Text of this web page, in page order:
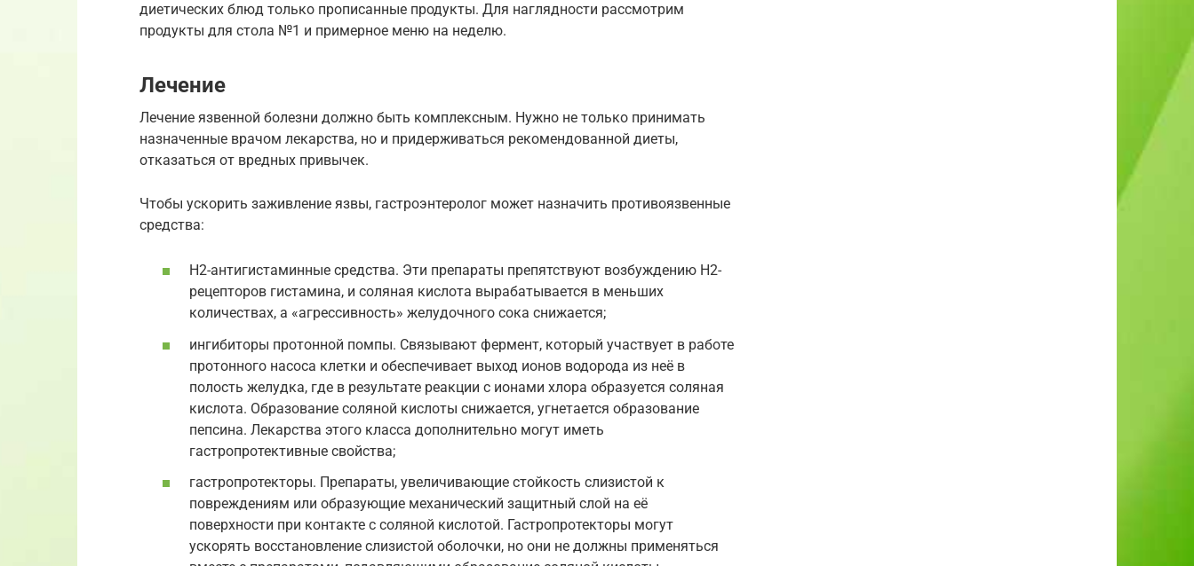
диетических блюд только прописанные продукты. Для наглядности рассмотрим
продукты для стола №1 и примерное меню на неделю.
Лечение
Лечение язвенной болезни должно быть комплексным. Нужно не только принимать
назначенные врачом лекарства, но и придерживаться рекомендованной диеты,
отказаться от вредных привычек.
Чтобы ускорить заживление язвы, гастроэнтеролог может назначить противоязвенные
средства:
H2-антигистаминные средства. Эти препараты препятствуют возбуждению H2-
рецепторов гистамина, и соляная кислота вырабатывается в меньших
количествах, а «агрессивность» желудочного сока снижается;
ингибиторы протонной помпы. Связывают фермент, который участвует в работе
протонного насоса клетки и обеспечивает выход ионов водорода из неё в
полость желудка, где в результате реакции с ионами хлора образуется соляная
кислота. Образование соляной кислоты снижается, угнетается образование
пепсина. Лекарства этого класса дополнительно могут иметь
гастропротективные свойства;
гастропротекторы. Препараты, увеличивающие стойкость слизистой к
повреждениям или образующие механический защитный слой на её
поверхности при контакте с соляной кислотой. Гастропротекторы могут
ускорять восстановление слизистой оболочки, но они не должны применяться